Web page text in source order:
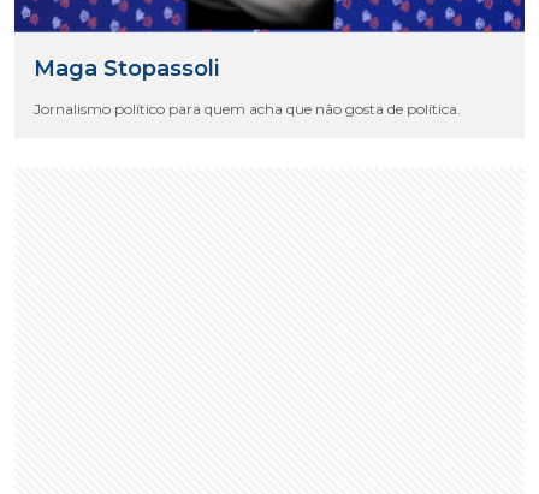
Maga Stopassoli
Jornalismo político para quem acha que não gosta de política.